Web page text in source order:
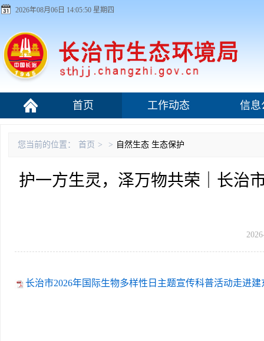
2026年08月06日 14:05:51 星期四
首页 工作动态 信息
您当前的位置： 首页 > 自然生态
> 生态保护
护一方生灵，泽万物共荣｜长治
长治市2026年国际生物多样性日主题宣传科普活动走进建